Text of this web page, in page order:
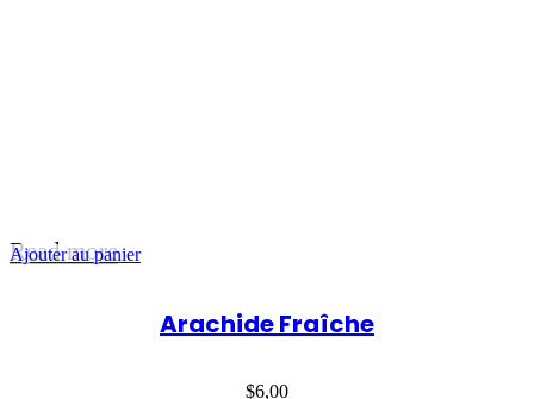
Read more
Ajouter au panier
Arachide Fraîche
$6,00